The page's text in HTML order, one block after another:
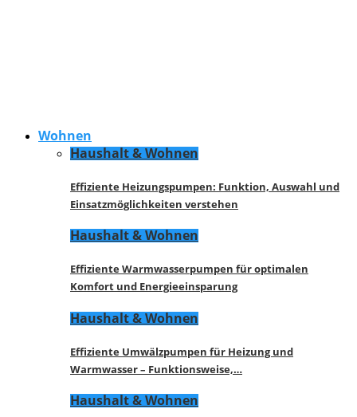
Wohnen
Haushalt & Wohnen
Effiziente Heizungspumpen: Funktion, Auswahl und
Einsatzmöglichkeiten verstehen
Haushalt & Wohnen
Effiziente Warmwasserpumpen für optimalen
Komfort und Energieeinsparung
Haushalt & Wohnen
Effiziente Umwälzpumpen für Heizung und
Warmwasser – Funktionsweise,…
Haushalt & Wohnen